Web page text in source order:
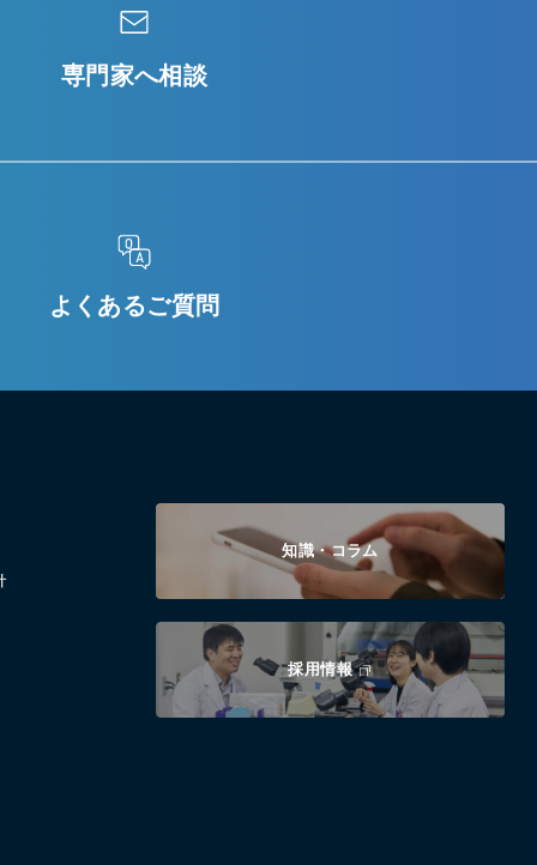
専門家へ相談
よくあるご質問
知識・コラム
採用情報